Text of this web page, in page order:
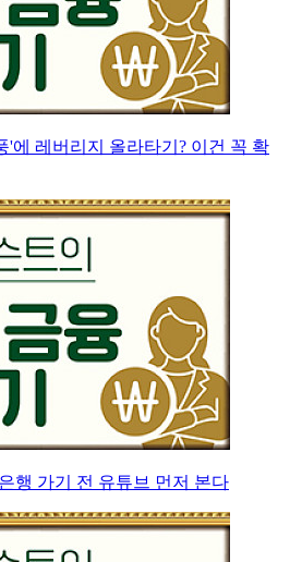
'에 레버리지 올라타기? 이건 꼭 확
행 가기 전 유튜브 먼저 본다